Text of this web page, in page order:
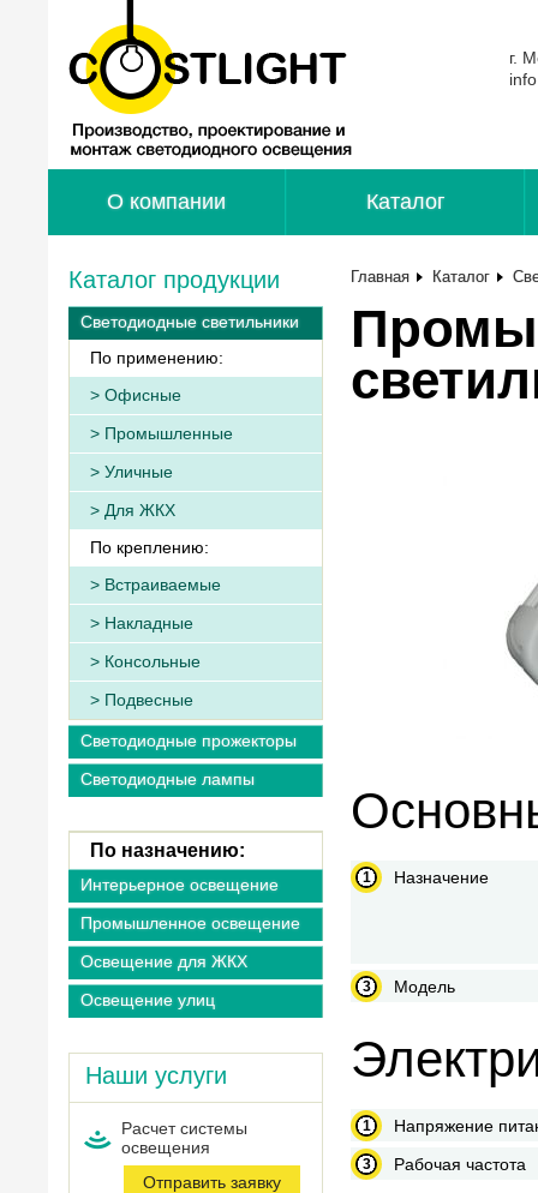
г.
О компании Каталог
Каталог продукции
Светодиодные светильники
По применению:
Офисные
Промышленные
Уличные
Для ЖКХ
По креплению:
Встраиваемые
Накладные
Консольные
Подвесные
Светодиодные прожекторы
Светодиодные лампы
По назначению:
Интерьерное освещение
Промышленное освещение
Освещение для ЖКХ
Освещение улиц
Наши услуги
Расчет системы
оcвещения
Отправить заявку
Главная Каталог
Назначение
Модель
Напряжение
Рабочая частота